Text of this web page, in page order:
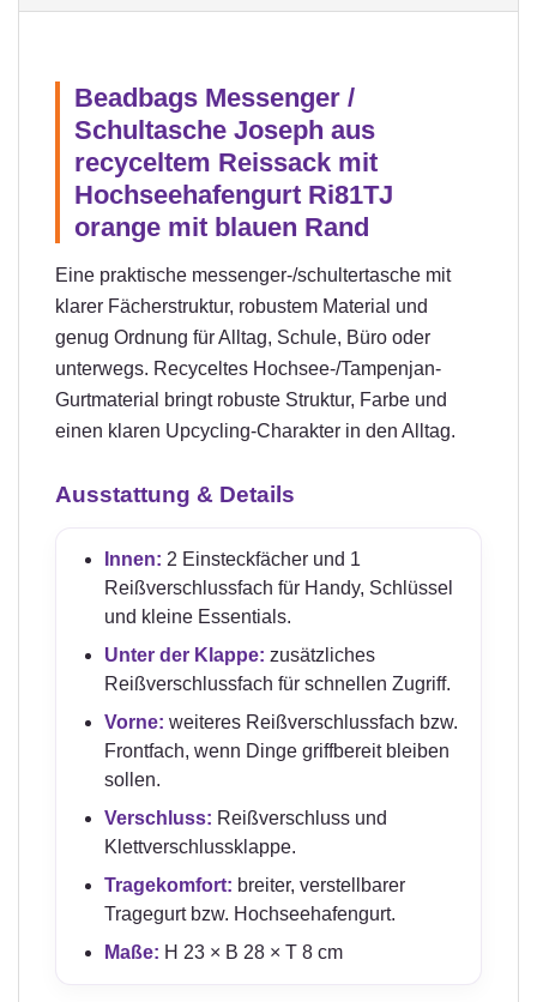
Beadbags Messenger /
Schultasche Joseph aus
recyceltem Reissack mit
Hochseehafengurt Ri81TJ
orange mit blauen Rand
Eine praktische messenger-/schultertasche mit
klarer Fächerstruktur, robustem Material und
genug Ordnung für Alltag, Schule, Büro oder
unterwegs. Recyceltes Hochsee-/Tampenjan-
Gurtmaterial bringt robuste Struktur, Farbe und
einen klaren Upcycling-Charakter in den Alltag.
Ausstattung & Details
Innen: 2 Einsteckfächer und 1
Reißverschlussfach für Handy, Schlüssel
und kleine Essentials.
Unter der Klappe: zusätzliches
Reißverschlussfach für schnellen Zugriff.
Vorne: weiteres Reißverschlussfach bzw.
Frontfach, wenn Dinge griffbereit bleiben
sollen.
Verschluss: Reißverschluss und
Klettverschlussklappe.
Tragekomfort: breiter, verstellbarer
Tragegurt bzw. Hochseehafengurt.
Maße: H 23 × B 28 × T 8 cm